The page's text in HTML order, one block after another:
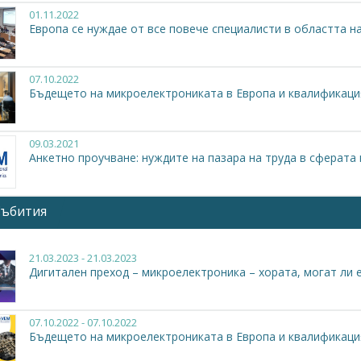
подход - ново партньорство между
от синергия между образованието и
и меки умения за новите работни места в
резултати:
надгражда и допълва силните страни на националните
не толкова развитите региони за постигане на високи
прилага иновативни подходи за обучение, изграждащо
на твърдите и меките умения, използвайки методи
на изпълнението.
обхват:
материали по проекта:План за действие за реформа в
01.11.2022
Европа се нуждае от все повече специалисти в областта
07.10.2022
Бъдещето на микроелектрониката в Европа и
09.03.2021
Анкетно проучване: нуждите на пазара на труда в
21.03.2023 - 21.03.2023
Дигиталeн преход – микроелектроника – хората, могат ли
07.10.2022 - 07.10.2022
Бъдещето на микроелектрониката в Европа и